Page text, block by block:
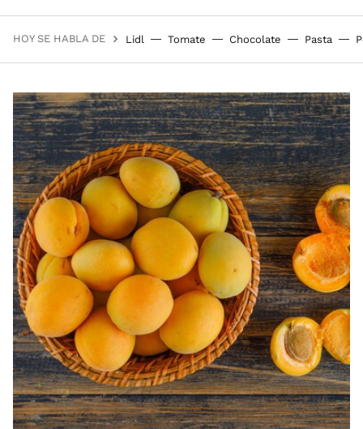
HOY SE HABLA DE Lidl Tomate Chocolate Pasta